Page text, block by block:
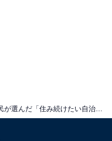
群馬県民が選んだ「住み続けたい自治体」ランキング！ 2位「邑楽郡邑楽町」、1位は？【2025年最新】